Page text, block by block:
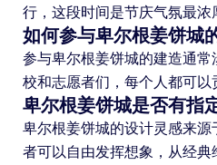
行，这段时间是节庆气氛最浓
如何参与卑尔根姜饼城
参与卑尔根姜饼城的建造通
校和志愿者们，每个人都可以
卑尔根姜饼城是否有指
卑尔根姜饼城的设计灵感来
者可以自由发挥想象，从经